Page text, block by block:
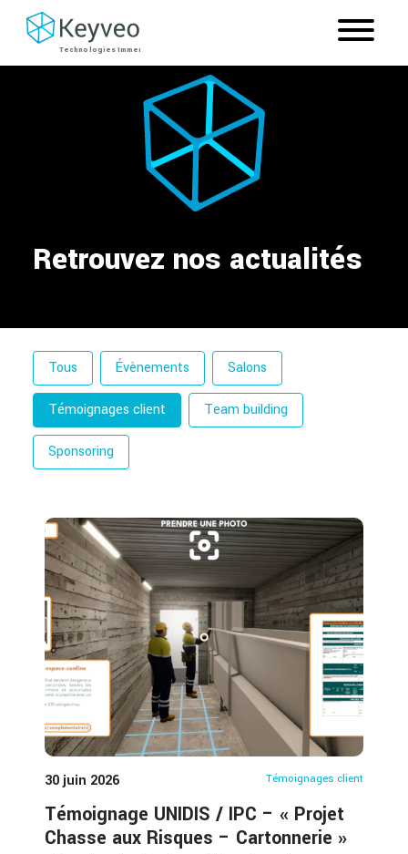
Retrouvez nos actualités
Filtre par catégorie
Tous Évènements Salons
Témoignages client Team building
Sponsoring
30 juin 2026 Témoignages client
Témoignage UNIDIS / IPC – « Projet
Chasse aux Risques – Cartonnerie »